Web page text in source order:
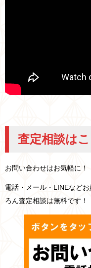
査定相談は
お問い合わせはお気軽に！
電話・メール・LINEなど
ろん査定相談は無料です！